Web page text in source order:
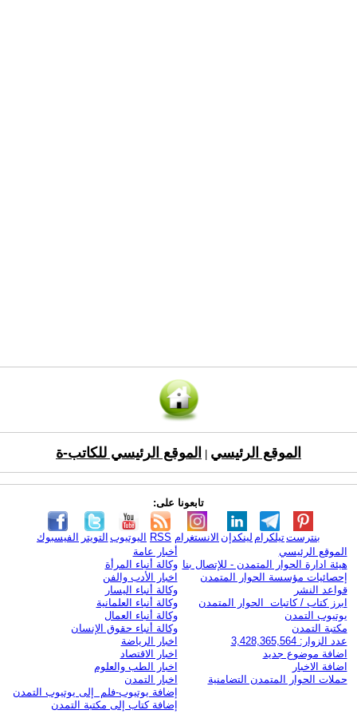
الموقع الرئيسي | الموقع الرئيسي للكاتب-ة
تابعونا على:
الفيسبوك التويتر اليوتيوب RSS الانستغرام لينكدإن تيلكرامبنترست
الموقع الرئيسي
هيئة ادارة الحوار المتمدن - للإتصال بنا
إحصائيات مؤسسة الحوار المتمدن
قواعد النشر
ابرز كتاب / كاتبات الحوار المتمدن
يوتيوب التمدن
مكتبة التمدن
عدد الزوار: 3,428,365,564
اضافة موضوع جديد
اضافة الاخبار
حملات الحوار المتمدن التضامنية
أخبار عامة
وكالة أنباء المرأة
اخبار الأدب والفن
وكالة أنباء اليسار
وكالة أنباء العلمانية
وكالة أنباء العمال
وكالة أنباء حقوق الإنسان
اخبار الرياضة
اخبار الاقتصاد
اخبار الطب والعلوم
اخبار التمدن
إضافة يوتيوب-فلم إلى يوتيوب التمدن
إضافة كتاب إلى مكتبة التمدن